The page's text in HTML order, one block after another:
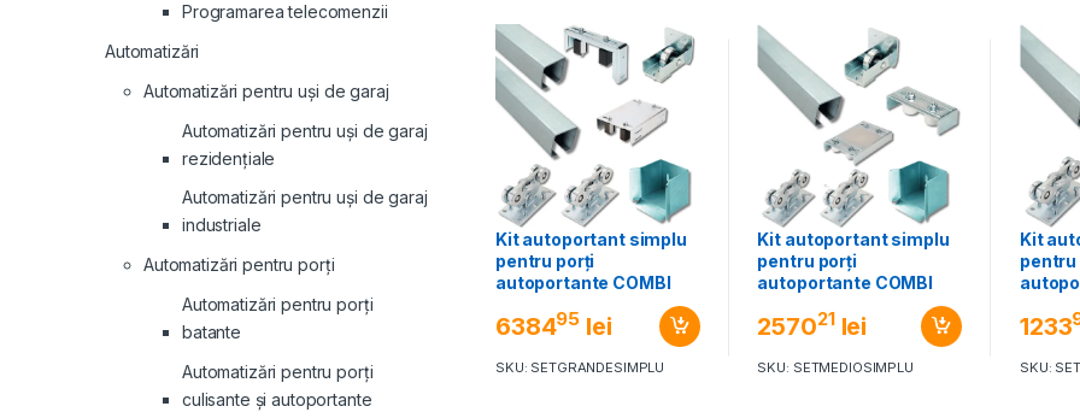
Kit autoportant simplu
pentru porți
autoportante COMBI
GRANDEComponente și
grilaje și garduri fixe
638495 lei
SKU: SETGRANDESIMPLU
Kit autoportant simplu
pentru porți
autoportante COMBI
MEDIO
257021 lei
SKU: SETMEDIOSIMPLU
Kit
pentru
1233
SKU:
Programarea telecomenzii
Automatizări
Automatizări pentru uși de garaj
Automatizări pentru uși de garaj
rezidențiale
Automatizări pentru uși de garaj
industriale
Automatizări pentru porți
Automatizări pentru porți
batante
Automatizări pentru porți
culisante și autoportante